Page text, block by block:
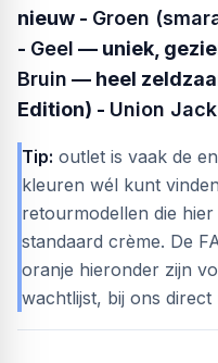
nieuw - Groen
- Geel — uniek,
Bruin — heel
Edition) - Union Jack
Tip: outlet is vaak de
kleuren wél kunt
retourmodellen die
standaard crème. De
oranje hieronder zijn
wachtlijst, bij ons